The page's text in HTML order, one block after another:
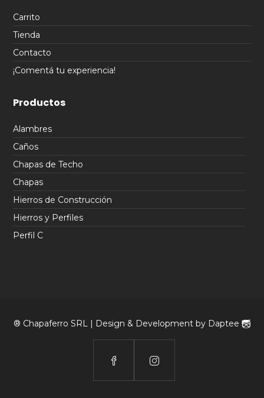
Carrito
Tienda
Contacto
¡Comentá tu experiencia!
Productos
Alambres
Caños
Chapas de Techo
Chapas
Hierros de Construcción
Hierros y Perfiles
Perfil C
® Chapaferro SRL | Design & Development by Daptee